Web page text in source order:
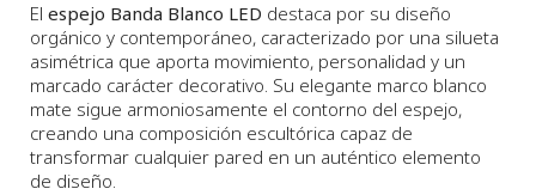
El espejo Banda Blanco LED destaca por su diseño
orgánico y contemporáneo, caracterizado por una silueta
asimétrica que aporta movimiento, personalidad y un
marcado carácter decorativo. Su elegante marco blanco
mate sigue armoniosamente el contorno del espejo,
creando una composición escultórica capaz de
transformar cualquier pared en un auténtico elemento
de diseño.